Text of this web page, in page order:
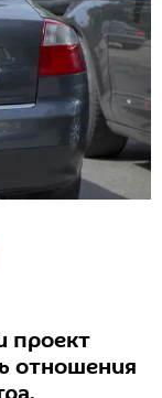
проект
отношения